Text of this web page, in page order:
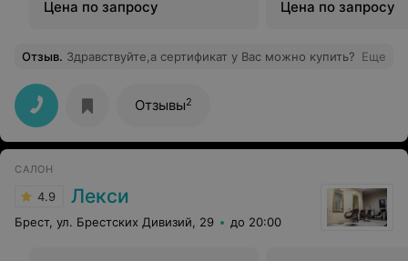
Цена по запросу Цена по запросу
Отзыв. Здравствуйте,а сертификат у Вас можно купить? Еще
Отзывы2
САЛОН
4.9 Лекси
Брест, ул. Брестских Дивизий, 29 до 20:00